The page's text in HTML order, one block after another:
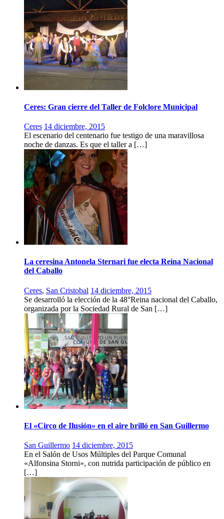
Ceres: Gran cierre del Taller de Folclore Municipal
Ceres 14 diciembre, 2015
El escenario del centenario fue testigo de una maravillosa
noche de danzas. Es que el taller a […]
La ceresina Antonela Sternari fue electa Reina Nacional
del Caballo
Ceres, San Cristobal 14 diciembre, 2015
Se desarrolló la elección de la 48°Reina nacional del Caballo,
organizada por la Sociedad Rural de San […]
El «Circo de Ilusión» en el aire brilló en San Guillermo
San Guillermo 14 diciembre, 2015
En el Salón de Usos Múltiples del Parque Comunal
«Alfonsina Storni», con nutrida participación de público en
[…]